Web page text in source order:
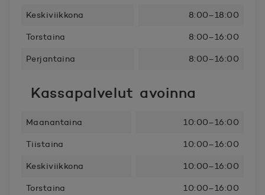
Keskiviikkona 8:00–18:00
Torstaina 8:00–16:00
Perjantaina 8:00–16:00
Kassapalvelut avoinna
Maanantaina 10:00–16:00
Tiistaina 10:00–16:00
Keskiviikkona 10:00–16:00
Torstaina 10:00–16:00